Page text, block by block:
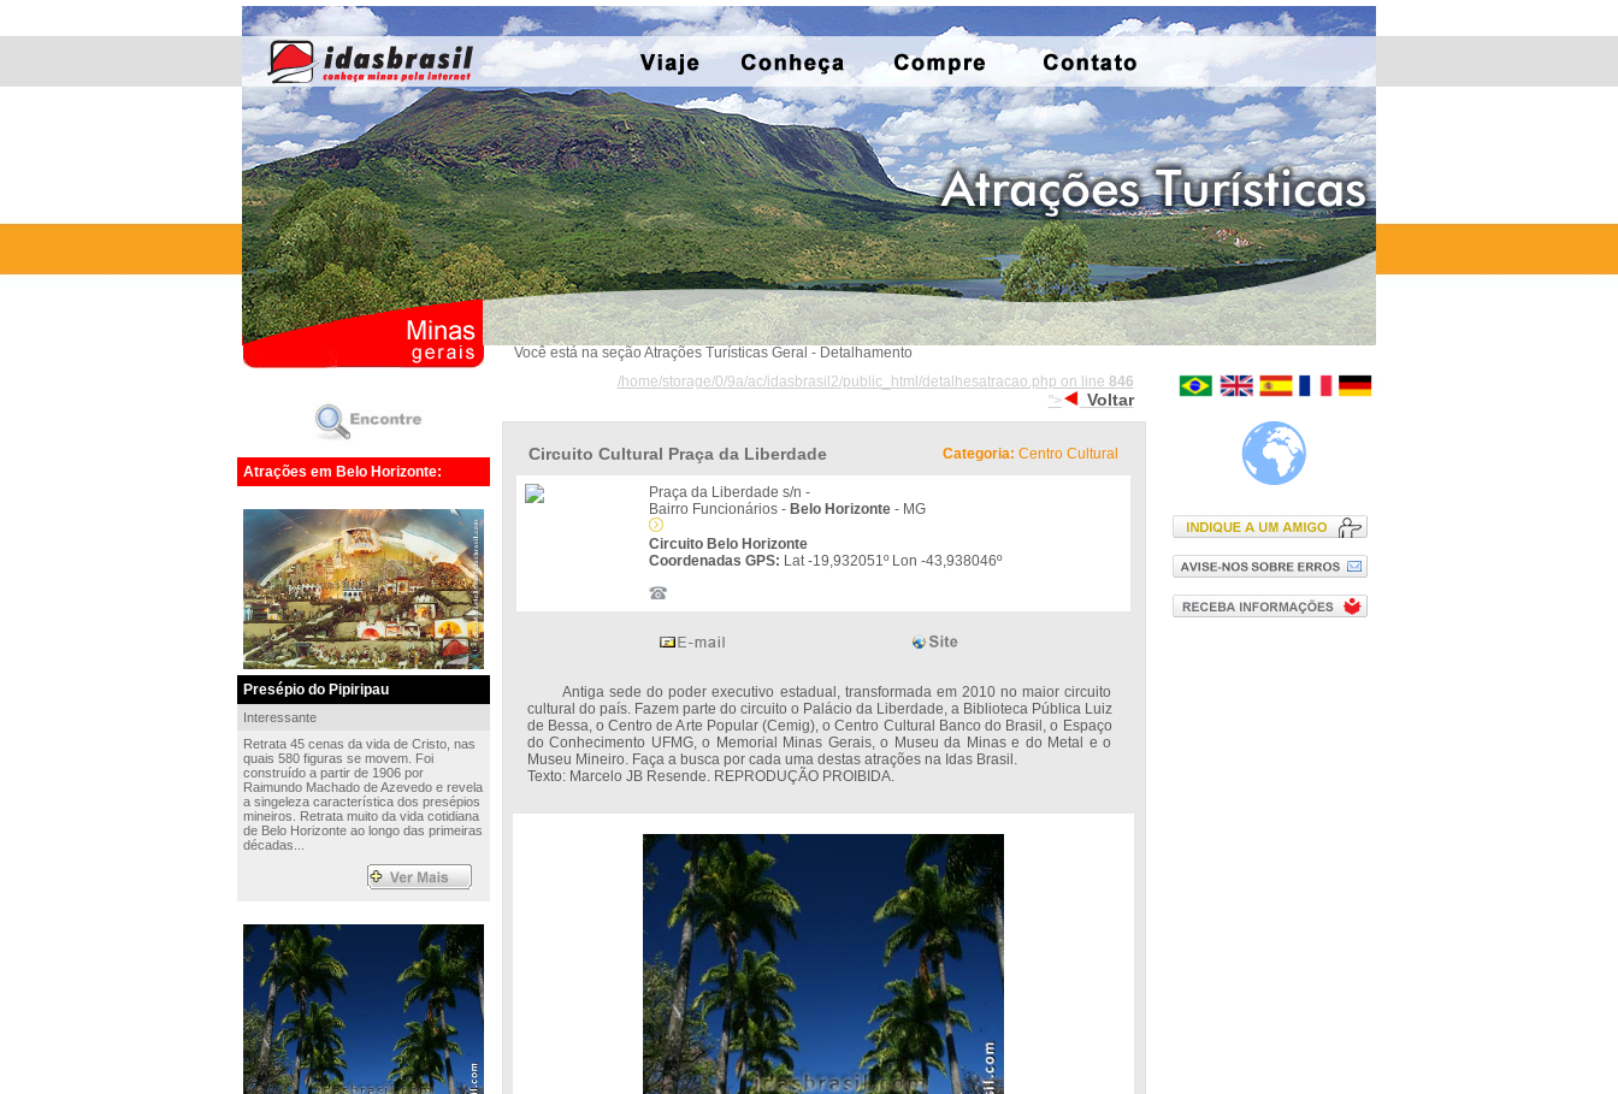
Atrações em Belo Horizonte:
Presépio do Pipiripau
Interessante
Retrata 45 cenas da vida de Cristo, nas
quais 580 figuras se movem. Foi
construído a partir de 1906 por
Raimundo Machado de Azevedo e revela
a singeleza característica dos presépios
mineiros. Retrata muito da vida cotidiana
de Belo Horizonte ao longo das primeiras
décadas...
Você está na seção Atrações Turísticas Geral - Detalhamento
/home/storage/0/9a/ac/idasbrasil2/public_html/detalhesatracao.php on line 846
">
Voltar
Circuito Cultural Praça da Liberdade Categoria: Centro Cultural
Praça da Liberdade s/n -
Bairro Funcionários - Belo Horizonte - MG
Circuito Belo Horizonte
Coordenadas GPS: Lat -19,932051º Lon -43,938046º
Antiga sede do poder executivo estadual, transformada em 2010 no maior circuito
cultural do país. Fazem parte do circuito o Palácio da Liberdade, a Biblioteca Pública Luiz
de Bessa, o Centro de Arte Popular (Cemig), o Centro Cultural Banco do Brasil, o Espaço
do Conhecimento UFMG, o Memorial Minas Gerais, o Museu da Minas e do Metal e o
Museu Mineiro. Faça a busca por cada uma destas atrações na Idas Brasil.
Texto: Marcelo JB Resende. REPRODUÇÃO PROIBIDA.